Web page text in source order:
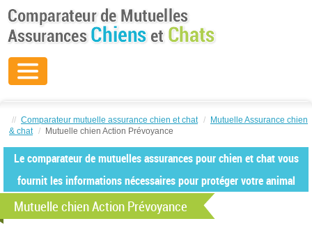
// Comparateur mutuelle assurance chien et chat /
Mutuelle Assurance chien
& chat / Mutuelle chien Action Prévoyance
Le comparateur de mutuelles assurances pour chien et chat vous
fournit les informations nécessaires pour protéger votre animal
Mutuelle chien Action Prévoyance